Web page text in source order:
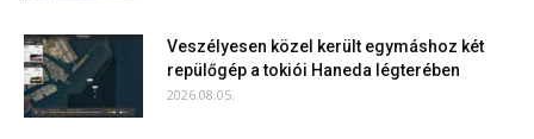
Veszélyesen közel került egymáshoz két
repülőgép a tokiói Haneda légterében
2026.08.05.